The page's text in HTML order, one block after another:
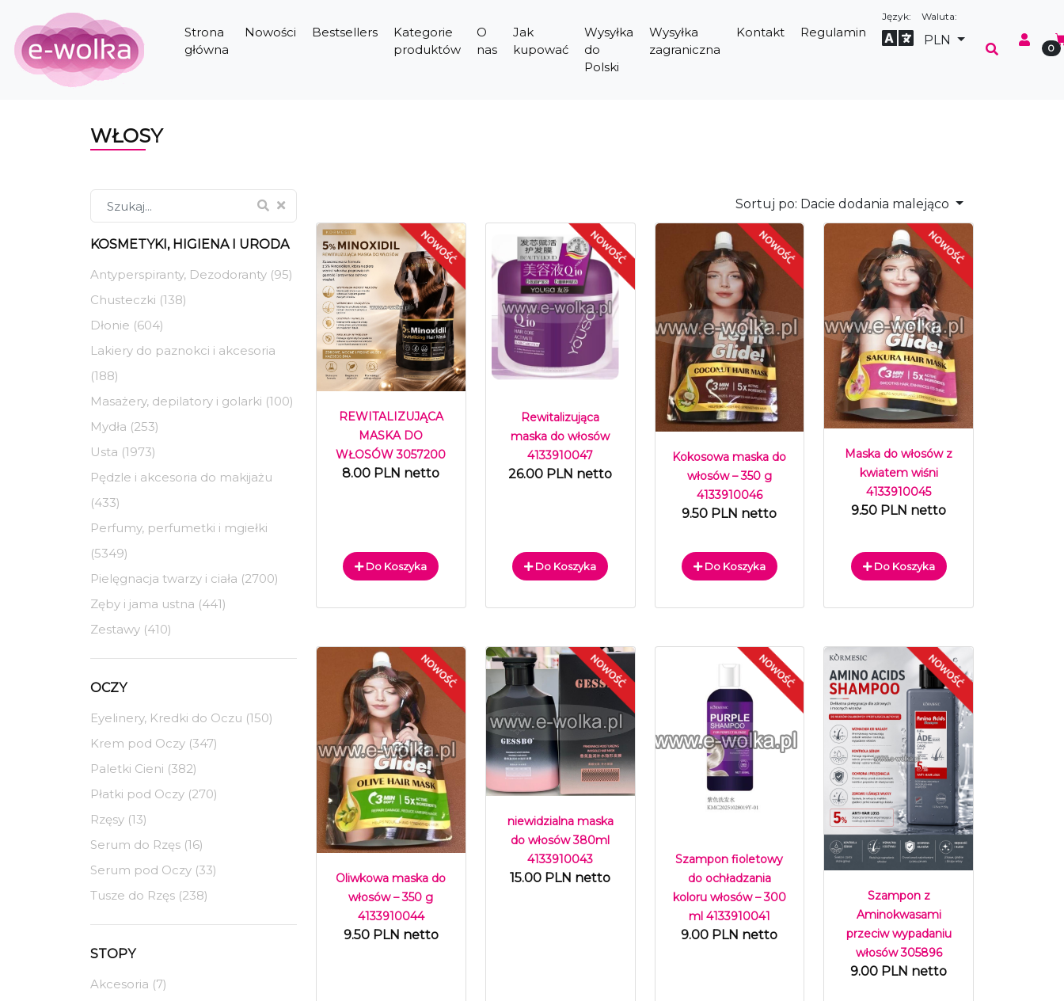
Strona
główna
Nowości Bestsellers
Kategorie
produktów
O
nas
Jak
kupować
Wysyłka
do
Polski
Wysyłka
zagraniczna
Kontakt Regulamin
Język:
Select Language
Waluta:
PLN
0
WŁOSY
Sortuj po: Dacie dodania malejąco
KOSMETYKI, HIGIENA I URODA
Antyperspiranty, Dezodoranty (95)
Chusteczki (138)
Dłonie (604)
Lakiery do paznokci i akcesoria
(188)
Masażery, depilatory i golarki (100)
Mydła (253)
Usta (1973)
Pędzle i akcesoria do makijażu
(433)
Perfumy, perfumetki i mgiełki
(5349)
Pielęgnacja twarzy i ciała (2700)
Zęby i jama ustna (441)
Zestawy (410)
OCZY
Eyelinery, Kredki do Oczu (150)
Krem pod Oczy (347)
Paletki Cieni (382)
Płatki pod Oczy (270)
Rzęsy (13)
Serum do Rzęs (16)
Serum pod Oczy (33)
Tusze do Rzęs (238)
STOPY
Akcesoria (7)
REWITALIZUJĄCA
MASKA DO
WŁOSÓW 3057200
8.00 PLN netto
Do Koszyka
Rewitalizująca
maska do włosów
4133910047
26.00 PLN netto
Do Koszyka
Kokosowa maska do
włosów – 350 g
4133910046
9.50 PLN netto
Do Koszyka
Maska do włosów z
kwiatem wiśni
4133910045
9.50 PLN netto
Do Koszyka
Oliwkowa maska do
włosów – 350 g
4133910044
9.50 PLN netto
niewidzialna maska
do włosów 380ml
4133910043
15.00 PLN netto
Szampon fioletowy
do ochładzania
koloru włosów – 300
ml 4133910041
9.00 PLN netto
Szampon z
Aminokwasami
przeciw wypadaniu
włosów 305896
9.00 PLN netto